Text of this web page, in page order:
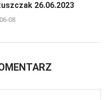
26.06.2023
08